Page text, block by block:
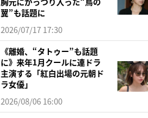
翼”も話題に
2026/07/17 17:30
《離婚、“タトゥー”も話題
に》来年1月クールに連ドラ
主演する「紅白出場の元朝ド
ラ女優」
2026/08/06 16:00